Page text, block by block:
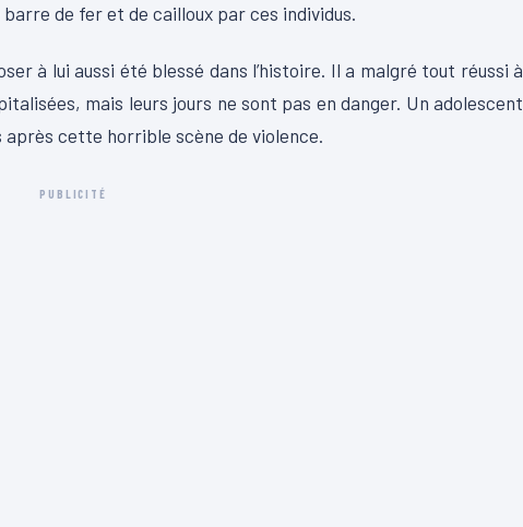
de fer et de cailloux par ces individus.
à lui aussi été blessé dans l’histoire. Il a malgré tout réussi à
mais leurs jours ne sont pas en danger. Un adolescent
après cette horrible scène de violence.
PUBLICITÉ